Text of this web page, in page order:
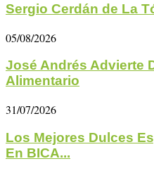
Sergio Cerdán de La
05/08/2026
José Andrés Advierte
Alimentario
31/07/2026
Los Mejores Dulces
En BICA...